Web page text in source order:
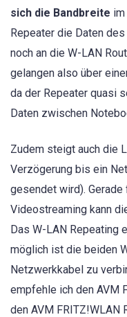
sich die Bandbreite
Repeater die Daten
noch an die W-LAN
gelangen also über
da der Repeater quasi
Daten zwischen
Zudem steigt auch die
Verzögerung bis ein
gesendet wird).
Videostreaming kann
Das W-LAN Repeating
möglich ist die beiden
Netzwerkkabel zu
empfehle ich den AVM
den AVM FRITZ!WLAN